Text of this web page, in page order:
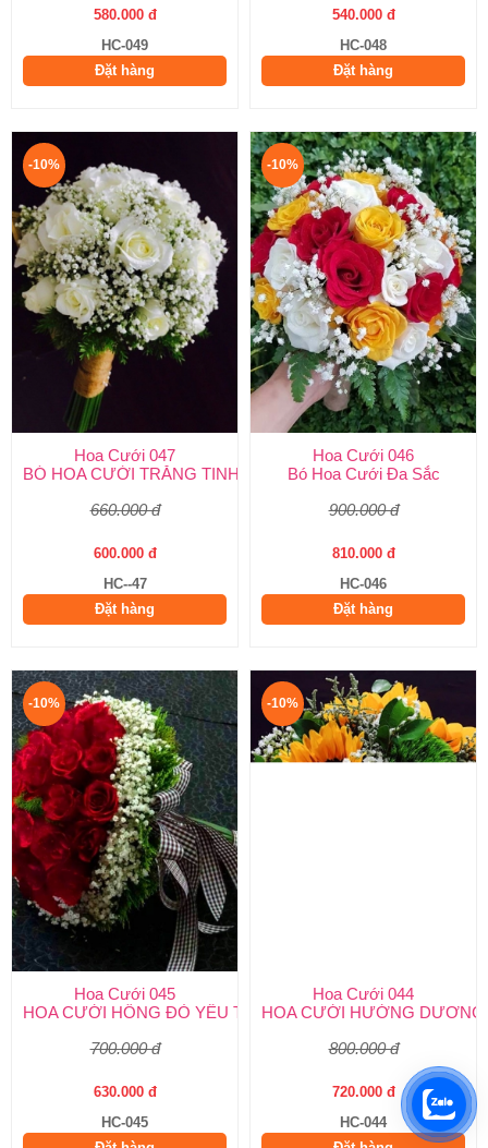
580.000 đ
HC-049
Đặt hàng
540.000 đ
HC-048
Đặt hàng
-10%
Hoa Cưới 047
BÓ HOA CƯỚI TRẮNG TINH KHÔI
660.000 đ
600.000 đ
HC--47
Đặt hàng
-10%
Hoa Cưới 046
Bó Hoa Cưới Đa Sắc
900.000 đ
810.000 đ
HC-046
Đặt hàng
-10%
Hoa Cưới 045
HOA CƯỚI HỒNG ĐỎ YÊU THƯƠNG
700.000 đ
630.000 đ
HC-045
-10%
Hoa Cưới 044
HOA CƯỚI HƯỚNG DƯƠNG
800.000 đ
720.000 đ
HC-044